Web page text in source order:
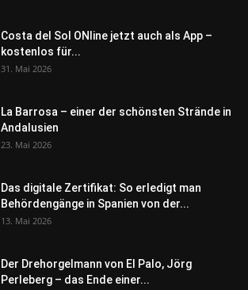
Costa del Sol ONline jetzt auch als App –
kostenlos für...
31. Mai 2026
La Barrosa – einer der schönsten Strände in
Andalusien
23. Mai 2026
Das digitale Zertifikat: So erledigt man
Behördengänge in Spanien von der...
13. Mai 2026
Der Drehorgelmann von El Palo, Jörg
Perleberg – das Ende einer...